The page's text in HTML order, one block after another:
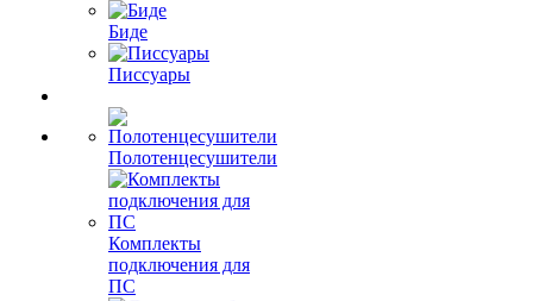
Биде
Писсуары
Полотенцесушители
Комплекты
подключения для
ПС